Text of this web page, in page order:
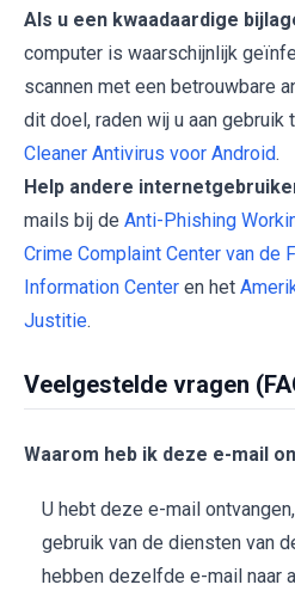
Als u een kwaadaardige
computer is waarschijnlijk
scannen met een betrouwbare
dit doel, raden wij u aan gebruik
Cleaner Antivirus voor Android.
Help andere
mails bij de Anti-Phishing
Crime Complaint Center van de
Information Center en het
Justitie.
Veelgestelde vragen
Waarom heb ik deze e-mail
U hebt deze e-mail
gebruik van de diensten van
hebben dezelfde e-mail naar